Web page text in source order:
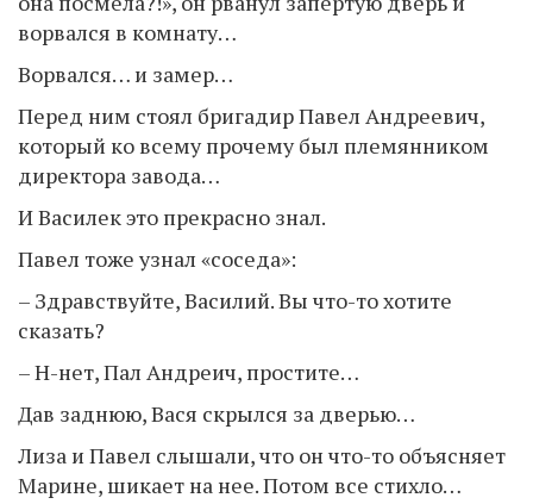
ворвался в комнату…
Ворвался… и замер…
Перед ним стоял бригадир Павел Андреевич,
который ко всему прочему был племянником
директора завода…
И Василек это прекрасно знал.
Павел тоже узнал «соседа»:
– Здравствуйте, Василий. Вы что-то хотите
сказать?
– Н-нет, Пал Андреич, простите…
Дав заднюю, Вася скрылся за дверью…
Лиза и Павел слышали, что он что-то объясняет
Марине, шикает на нее. Потом все стихло…